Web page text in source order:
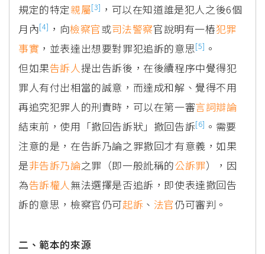
規定的特定親屬[3] ，可以在知道誰是犯人之後6個
月內[4] ，向檢察官或司法警察官說明有一樁犯罪
事實 ，並表達出想要對罪犯追訴的意思[5] 。
但如果告訴人提出告訴後，在後續程序中覺得犯
罪人有付出相當的誠意，而達成和解、覺得不用
再追究犯罪人的刑責時，可以在第一審言詞辯論
結束前，使用「撤回告訴狀」撤回告訴[6] 。需要
注意的是，在告訴乃論之罪撤回才有意義，如果
是非告訴乃論之罪（即一般訛稱的公訴罪），因
為告訴權人無法選擇是否追訴，即使表達撤回告
訴的意思，檢察官仍可起訴 、 法官仍可審判。
二、範本的來源